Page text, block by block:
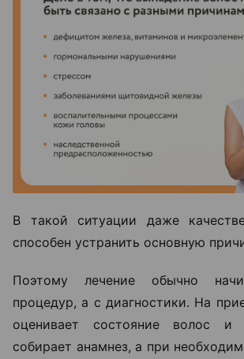
В такой ситуации даже
способен устранить основную
Поэтому лечение обычно
процедур, а с диагностики. На
оценивает состояние волос и
собирает анамнез, а при